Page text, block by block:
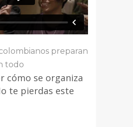
preparan
todo
cómo se organiza
te pierdas este